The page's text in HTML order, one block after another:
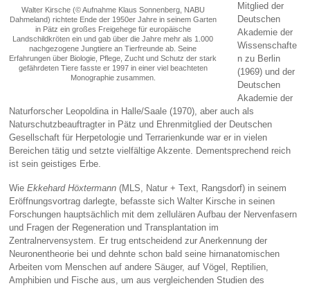
Walter Kirsche (© Aufnahme Klaus Sonnenberg, NABU
Dahmeland) richtete Ende der 1950er Jahre in seinem Garten
in Pätz ein großes Freigehege für europäische
Landschildkröten ein und gab über die Jahre mehr als 1.000
nachgezogene Jungtiere an Tierfreunde ab. Seine
Erfahrungen über Biologie, Pflege, Zucht und Schutz der stark
gefährdeten Tiere fasste er 1997 in einer viel beachteten
Monographie zusammen.
Mitglied der
Deutschen
Akademie der
Wissenschafte
n zu Berlin
(1969) und der
Deutschen
Akademie der
Naturforscher Leopoldina in Halle/Saale (1970), aber auch als
Naturschutzbeauftragter in Pätz und Ehrenmitglied der Deutschen
Gesellschaft für Herpetologie und Terrarienkunde war er in vielen
Bereichen tätig und setzte vielfältige Akzente. Dementsprechend reich
ist sein geistiges Erbe.
WieEkkehard Höxtermann (MLS, Natur + Text, Rangsdorf) in seinem
Eröffnungsvortrag darlegte, befasste sich Walter Kirsche in seinen
Forschungen hauptsächlich mit dem zellulären Aufbau der Nervenfasern
und Fragen der Regeneration und Transplantation im
Zentralnervensystem. Er trug entscheidend zur Anerkennung der
Neuronentheorie bei und dehnte schon bald seine hirnanatomischen
Arbeiten vom Menschen auf andere Säuger, auf Vögel, Reptilien,
Amphibien und Fische aus, um aus vergleichenden Studien des